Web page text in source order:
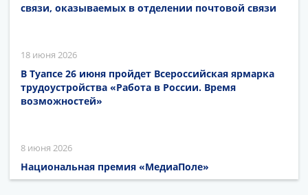
связи, оказываемых в отделении почтовой связи
18 июня 2026
В Туапсе 26 июня пройдет Всероссийская ярмарка
трудоустройства «Работа в России. Время
возможностей»
8 июня 2026
Национальная премия «МедиаПоле»